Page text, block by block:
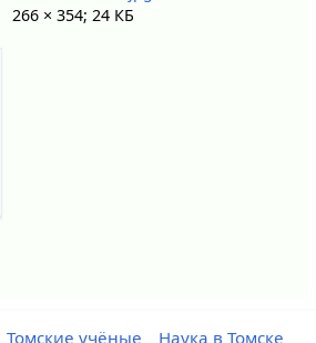
266 × 354; 24 КБ
Томские учёные Наука в Томске